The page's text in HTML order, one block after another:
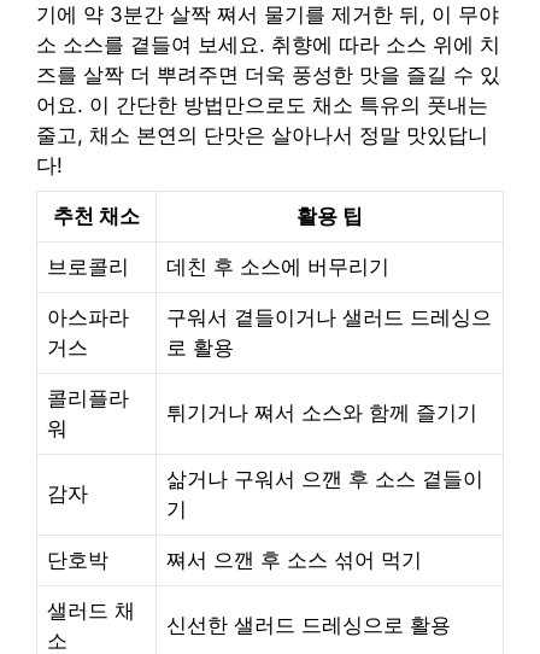
기에 약 3분간 살짝 쪄서 물기를 제거한 뒤, 이 무야
소 소스를 곁들여 보세요. 취향에 따라 소스 위에 치
즈를 살짝 더 뿌려주면 더욱 풍성한 맛을 즐길 수 있
어요. 이 간단한 방법만으로도 채소 특유의 풋내는
줄고, 채소 본연의 단맛은 살아나서 정말 맛있답니
다!
추천 채소 활용 팁
브로콜리 데친 후 소스에 버무리기
아스파라
거스
구워서 곁들이거나 샐러드 드레싱으
로 활용
콜리플라
워
튀기거나 쪄서 소스와 함께 즐기기
감자
삶거나 구워서 으깬 후 소스 곁들이
기
단호박 쪄서 으깬 후 소스 섞어 먹기
샐러드 채
소
신선한 샐러드 드레싱으로 활용